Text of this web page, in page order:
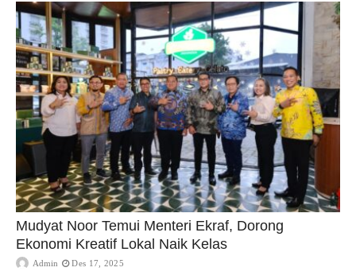
Mudyat Noor Temui Menteri Ekraf, Dorong
Ekonomi Kreatif Lokal Naik Kelas
Admin Des 17, 2025